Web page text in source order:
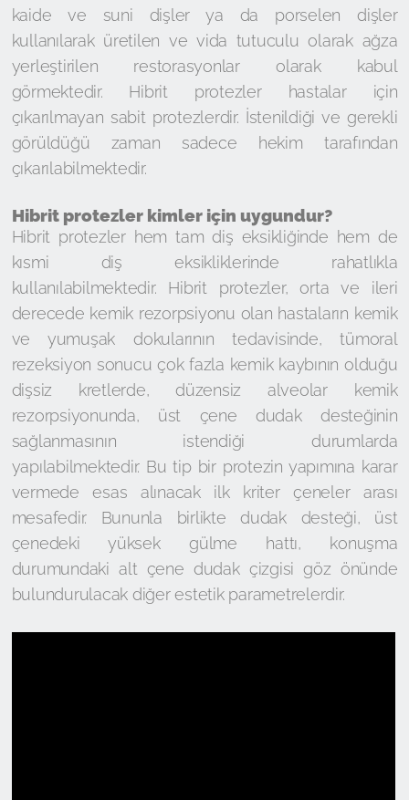
kaide ve suni dişler ya da porselen dişler
kullanılarak üretilen ve vida tutuculu olarak ağza
yerleştirilen restorasyonlar olarak kabul
görmektedir. Hibrit protezler hastalar için
çıkarılmayan sabit protezlerdir. İstenildiği ve gerekli
görüldüğü zaman sadece hekim tarafından
çıkarılabilmektedir.
Hibrit protezler kimler için uygundur?
Hibrit protezler hem tam diş eksikliğinde hem de
kısmi diş eksikliklerinde rahatlıkla
kullanılabilmektedir. Hibrit protezler, orta ve ileri
derecede kemik rezorpsiyonu olan hastaların kemik
ve yumuşak dokularının tedavisinde, tümoral
rezeksiyon sonucu çok fazla kemik kaybının olduğu
dişsiz kretlerde, düzensiz alveolar kemik
rezorpsiyonunda, üst çene dudak desteğinin
sağlanmasının istendiği durumlarda
yapılabilmektedir. Bu tip bir protezin yapımına karar
vermede esas alınacak ilk kriter çeneler arası
mesafedir. Bununla birlikte dudak desteği, üst
çenedeki yüksek gülme hattı, konuşma
durumundaki alt çene dudak çizgisi göz önünde
bulundurulacak diğer estetik parametrelerdir.